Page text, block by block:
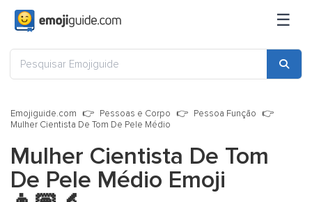
☰
Emojiguide.com Pessoas e Corpo
Pessoa Função
Mulher Cientista De Tom De Pele Médio
Mulher Cientista De Tom
De Pele Médio Emoji